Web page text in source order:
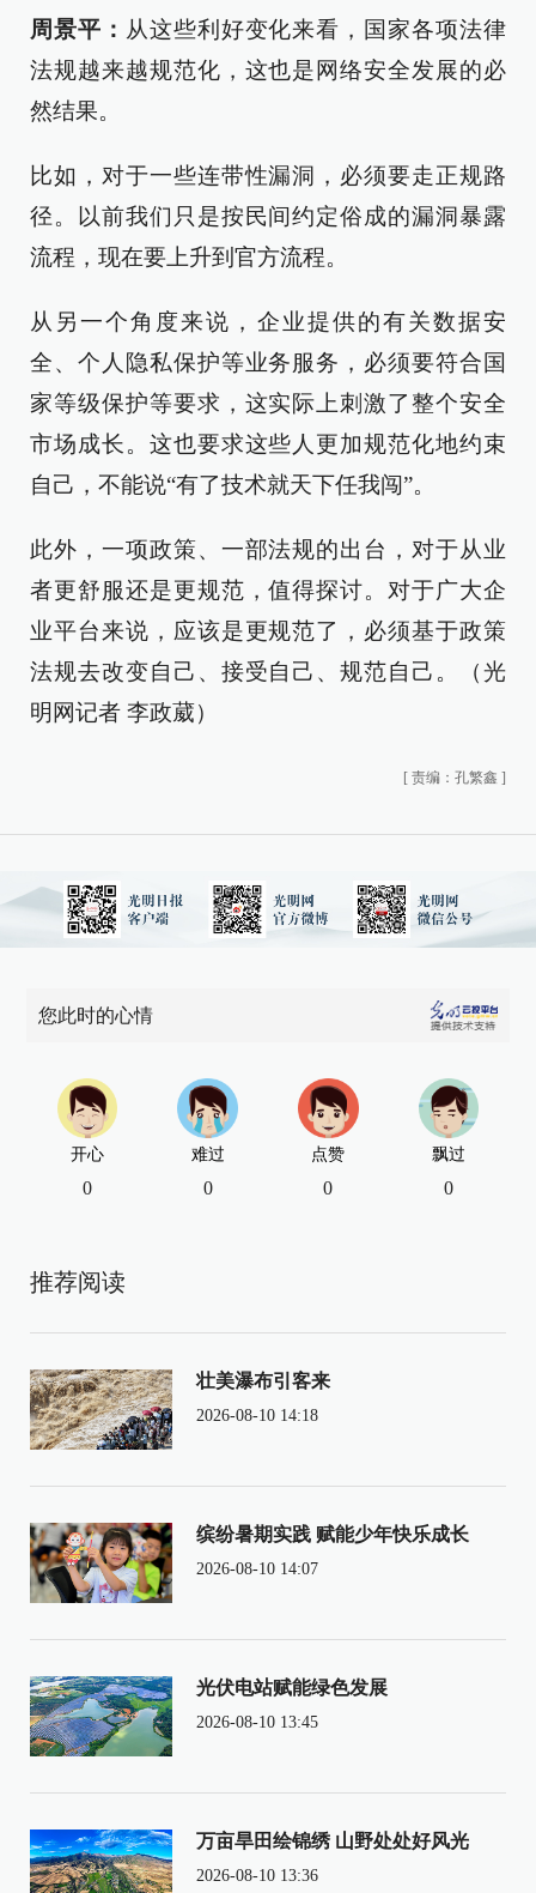
周景平： 从这些利好变化来看，国家各项法律
法规越来越规范化，这也是网络安全发展的必
然结果。
比如，对于一些连带性漏洞，必须要走正规路
径。以前我们只是按民间约定俗成的漏洞暴露
流程，现在要上升到官方流程。
从另一个角度来说，企业提供的有关数据安
全、个人隐私保护等业务服务，必须要符合国
家等级保护等要求，这实际上刺激了整个安全
市场成长。这也要求这些人更加规范化地约束
自己，不能说“有了技术就天下任我闯”。
此外，一项政策、一部法规的出台，对于从业
者更舒服还是更规范，值得探讨。对于广大企
业平台来说，应该是更规范了，必须基于政策
法规去改变自己、接受自己、规范自己。（光
明网记者 李政葳）
[ 责编：孔繁鑫 ]
您此时的心情
开心
0
难过
0
点赞
0
飘过
0
推荐阅读
壮美瀑布引客来
2026-08-10 14:18
缤纷暑期实践 赋能少年快乐成长
2026-08-10 14:07
光伏电站赋能绿色发展
2026-08-10 13:45
万亩旱田绘锦绣 山野处处好风光
2026-08-10 13:36